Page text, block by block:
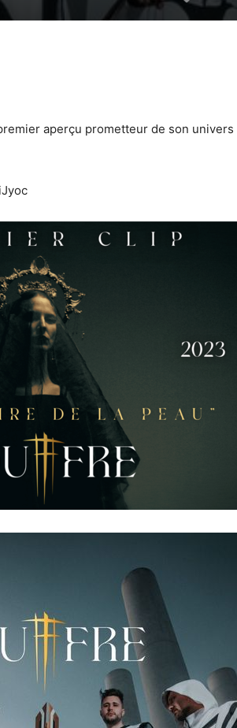
aperçu prometteur de son